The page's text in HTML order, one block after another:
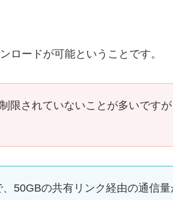
ロードが可能ということです。
限されていないことが多いです
50GBの共有リンク経由の通信